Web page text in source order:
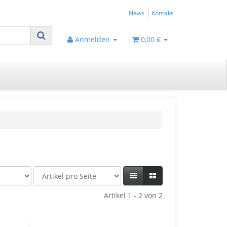
News Kontakt
Anmelden 0,00 €
Artikel 1 - 2 von 2